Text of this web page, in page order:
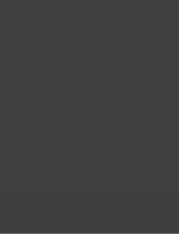
koko
ja säilyy
viimeistelevät
klassiseen